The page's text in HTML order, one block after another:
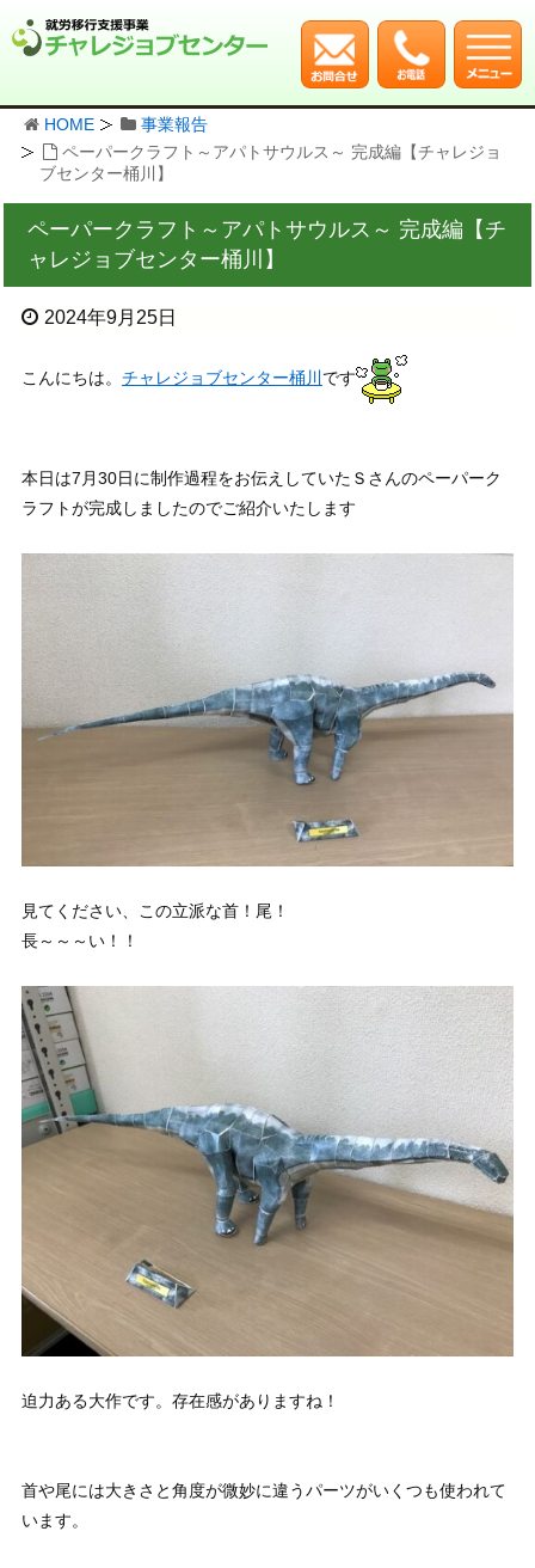
HOME
事業報告
ペーパークラフト～アパトサウルス～ 完成編【チャレジョ
ブセンター桶川】
ペーパークラフト～アパトサウルス～ 完成編【チ
ャレジョブセンター桶川】
2024年9月25日
こんにちは。 チャレジョブセンター桶川 です
本日は7月30日に制作過程をお伝えしていたＳさんのペーパーク
ラフトが完成しましたのでご紹介いたします
見てください、この立派な首！尾！
長～～～い！！
迫力ある大作です。存在感がありますね！
首や尾には大きさと角度が微妙に違うパーツがいくつも使われて
います。